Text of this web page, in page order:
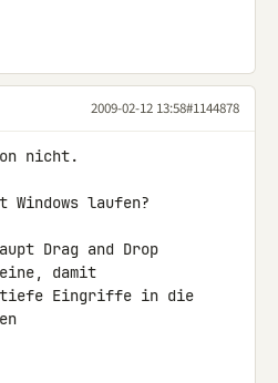
2009-02-12 13:58#1144878
nicht.
Windows laufen?
Drag and Drop
damit
tiefe Eingriffe in die